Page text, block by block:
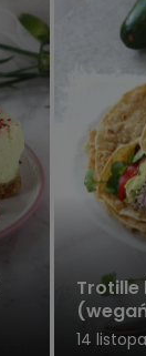
Trotille
14